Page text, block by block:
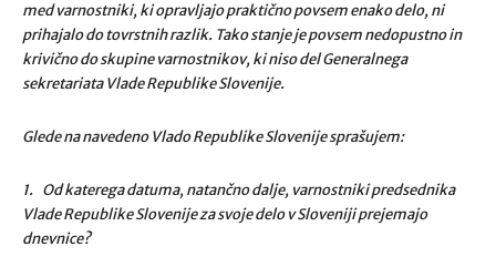
med varnostniki, ki opravljajo praktično povsem enako delo, ni
prihajalo do tovrstnih razlik. Tako stanje je povsem nedopustno in
krivično do skupine varnostnikov, ki niso del Generalnega
sekretariata Vlade Republike Slovenije.
Glede na navedeno Vlado Republike Slovenije sprašujem:
1. Od katerega datuma, natančno dalje, varnostniki predsednika
Vlade Republike Slovenije za svoje delo v Sloveniji prejemajo
dnevnice?